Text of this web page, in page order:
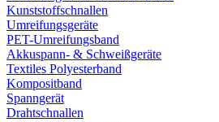
Kunststoffschnallen
Umreifungsgeräte
PET-Umreifungsband
Akkuspann- & Schweißgeräte
Textiles Polyesterband
Kompositband
Spanngerät
Drahtschnallen